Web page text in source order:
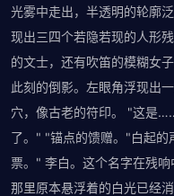
光雾中走出，半透明的轮廓
现出三四个若隐若现的人形
的文士，还有吹笛的模糊女
此刻的倒影。左眼角浮现出
穴，像古老的符印。 "这是
了。" "锚点的馈赠。"白起的
票。" 李白。这个名字在残响
那里原本悬浮着的白光已经